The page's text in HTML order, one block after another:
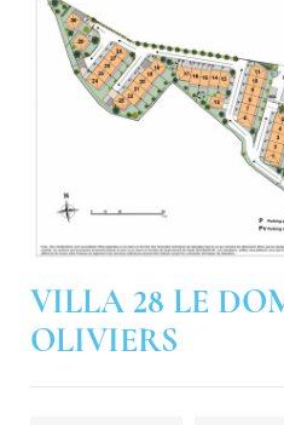
VILLA 28 LE
OLIVIERS